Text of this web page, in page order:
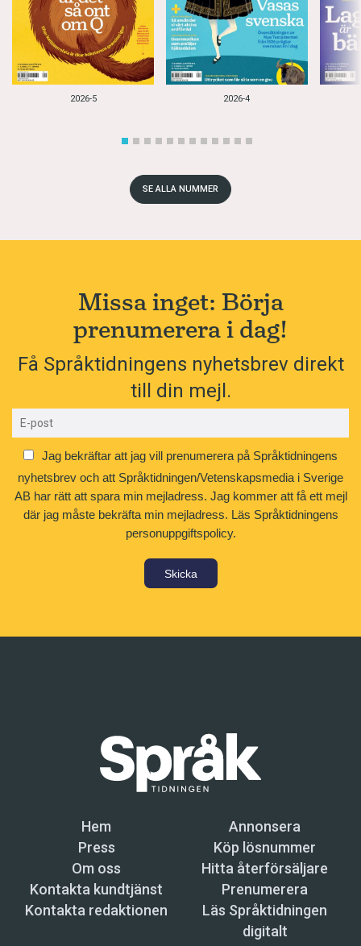
2026-5 2026-4
SE ALLA NUMMER
Missa inget: Börja
prenumerera i dag!
Få Språktidningens nyhetsbrev direkt
till din mejl.
Jag bekräftar att jag vill prenumerera på Språktidningens
nyhetsbrev och att Språktidningen/Vetenskapsmedia i Sverige
AB har rätt att spara min mejladress. Jag kommer att få ett mejl
där jag måste bekräfta min mejladress. Läs Språktidningens
personuppgiftspolicy.
Skicka
Hem
Annonsera
Press
Köp lösnummer
Om oss
Hitta återförsäljare
Kontakta kundtjänst
Prenumerera
Kontakta redaktionen
Läs Språktidningen
digitalt